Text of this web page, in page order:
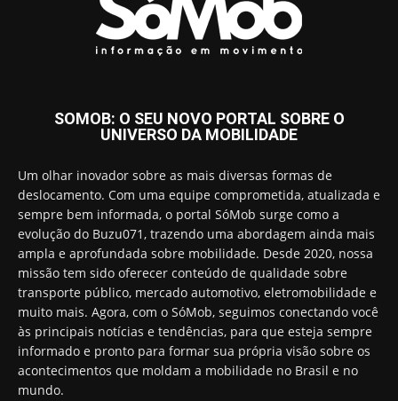
SOMOB: O SEU NOVO PORTAL SOBRE O
UNIVERSO DA MOBILIDADE
Um olhar inovador sobre as mais diversas formas de
deslocamento. Com uma equipe comprometida, atualizada e
sempre bem informada, o portal SóMob surge como a
evolução do Buzu071, trazendo uma abordagem ainda mais
ampla e aprofundada sobre mobilidade. Desde 2020, nossa
missão tem sido oferecer conteúdo de qualidade sobre
transporte público, mercado automotivo, eletromobilidade e
muito mais. Agora, com o SóMob, seguimos conectando você
às principais notícias e tendências, para que esteja sempre
informado e pronto para formar sua própria visão sobre os
acontecimentos que moldam a mobilidade no Brasil e no
mundo.